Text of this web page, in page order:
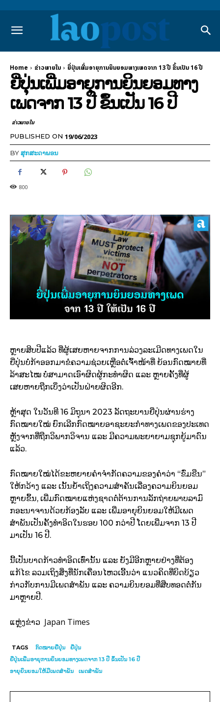
Home ຂ່າວພາຍ​ໃນ ຍີ່ປຸ່ນ​​ເພີ່ມ​ອາຍຸ​ການ​ຍິນ​ຍອມ​ທາງ​ເພດ​ຈາກ 13 ປີ ຂຶ້ນ​ເປັນ 16 ປີ​
ຍີ່ປຸ່ນ​​ເພີ່ມ​ອາຍຸ​ການ​ຍິນ​ຍອມ​ທາງ​
ເພດ​ຈາກ 13 ປີ ຂຶ້ນ​ເປັນ 16 ປີ​
ຂ່າວພາຍ​ໃນ
PUBLISHED ON 19/06/2023
BYສຸກສະດາພອນ
800
ຫຼາຍສິບປີແລ້ວ ທີ່ຜູ້ເສຍຫາຍຈາກການລ່ວງລະເມີດທາງເພດໃນ
ຍີ່ປຸ່ນບໍ່ກ້າອອກມາຂໍຄວາມຊ່ວຍເຫຼືອຕໍ່ເຈົ້າໜ້າທີ່ ຍ້ອນກົດໝາຍທີ່
ລ້າສະໄໝ ບໍ່ສາມາດເອົາຜິດຜູ້ກະທຳຜິດ ແລະ ຫຼາຍຄັ້ງທີ່ຜູ້
ເສຍຫາຍຖືກເບິ່ງວ່າເປັນຝ່າຍຜິດອີກ.
ຫຼ້າສຸດ ໃນວັນທີ 16 ມິຖຸນາ 2023 ລັດຖະບານຍີ່ປຸ່ນຜ່ານຮ່າງ
ກົດໝາຍໃໝ່ ຍົກເລີກກົດໝາຍອາຊະຍະກຳທາງເພດຂອງປະເທດ
ຫຼັງຈາກທີ່ຖືກວິພາກວິຈານ ແລະ ມີຄວາມພະຍາຍາມຊຸກຍູ້ມາດົນ
ແລ້ວ.
ກົດໝາຍໃໝ່ໄດ້ຂະຫຍາຍຄຳຈຳກັດຄວາມຂອງຄຳວ່າ “ຂົ່ມຂືນ”
ໃຫ້ກວ້າງ ແລະ ເນັ້ນຍ້ຳເຖິງຄວາມສຳຄັນເລື່ອງຄວາມຍິນຍອມ
ຫຼາຍຂຶ້ນ, ເພີ່ມກົດໝາຍແຫ່ງຊາດຕໍ່ຕ້ານການລັກຖ່າຍພາບລາມົ
ກອະນາຈານດ້ວຍກ້ອງລັບ ແລະ ເພີ່ມອາຍຸຍິນຍອມໃຫ້ມີເພດ
ສຳພັນເປັນຄັ້ງທຳອິດໃນຮອບ 100 ກວ່າປີ ໂດຍເພີ່ມຈາກ 13 ປີ
ມາເປັນ 16 ປີ.
ນີ້ເປັນບາດກ້າວທຳອິດເທົ່ານັ້ນ ແລະ ຍັງມີອີກຫຼາຍຢ່າງທີ່ຕ້ອງ
ແກ້ໄຂ ລວມເຖິງສິ່ງທີ່ນັກເຄື່ອນໄຫວເອີ້ນວ່າ ແນວຄິດທີ່ບິດບ້ຽວ
ກ່າວກັບການມີເພດສຳພັນ ແລະ ຄວາມຍິນຍອມທີ່ສືບທອດຕໍ່ກັນ
ມາຫຼາຍປີ.
ແຫຼ່ງຂ່າວ Japan Times
TAGS ກົດໝາຍຍີ່ປຸ່ນ
ຍີ່ປຸ່ນ
ຍີ່ປຸ່ນ​​ເພີ່ມ​ອາຍຸ​ການ​ຍິນ​ຍອມ​ທາງ​ເພດ​ຈາກ 13 ປີ ຂຶ້ນ​ເປັນ 16 ປີ​
ອາຍຸຍິນຍອມໃຫ້ມີເພດສຳພັນ
ເພດສຳພັນ